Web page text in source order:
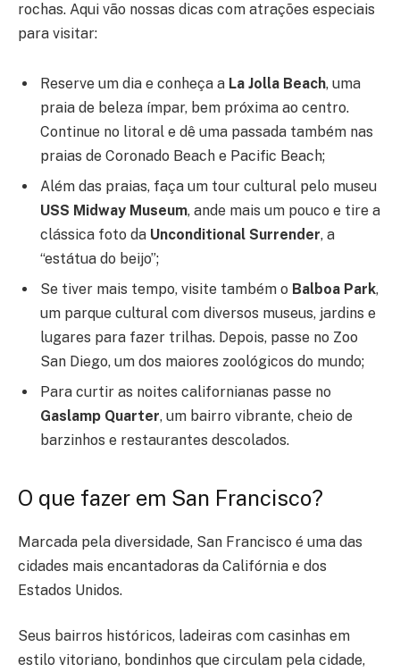
rochas. Aqui vão nossas dicas com atrações especiais
para visitar:
Reserve um dia e conheça a La Jolla Beach, uma
praia de beleza ímpar, bem próxima ao centro.
Continue no litoral e dê uma passada também nas
praias de Coronado Beach e Pacific Beach;
Além das praias, faça um tour cultural pelo museu
USS Midway Museum, ande mais um pouco e tire a
clássica foto da Unconditional Surrender, a
“estátua do beijo”;
Se tiver mais tempo, visite também o Balboa Park,
um parque cultural com diversos museus, jardins e
lugares para fazer trilhas. Depois, passe no Zoo
San Diego, um dos maiores zoológicos do mundo;
Para curtir as noites californianas passe no
Gaslamp Quarter, um bairro vibrante, cheio de
barzinhos e restaurantes descolados.
O que fazer em San Francisco?
Marcada pela diversidade, San Francisco é uma das
cidades mais encantadoras da Califórnia e dos
Estados Unidos.
Seus bairros históricos, ladeiras com casinhas em
estilo vitoriano, bondinhos que circulam pela cidade,